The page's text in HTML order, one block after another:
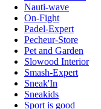
Nauti-wave
On-Fight
Padel-Expert
Pecheur-Store
Pet and Garden
Slowood Interior
Smash-Expert
Sneak'In
Sneakids
Sport is good